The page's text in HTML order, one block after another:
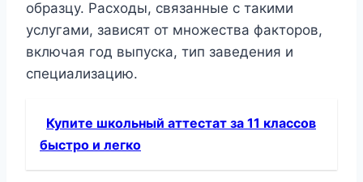
образцу. Расходы, связанные с такими
услугами, зависят от множества факторов,
включая год выпуска, тип заведения и
специализацию.
Купите школьный аттестат за 11 классов
быстро и легко